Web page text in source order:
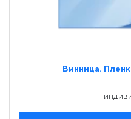
Винница.